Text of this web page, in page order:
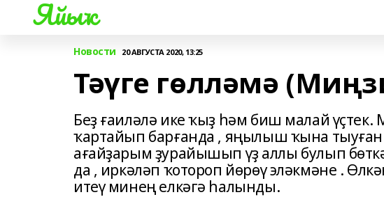
Яйыҡ
Новости 20 АВГУСТА 2020, 13:25
Тәүге гөлләмә
Беҙ ғаиләлә ике ҡыҙ һәм биш малай
ҡартайып барғанда , яңылыш ҡына
ағайҙарым ҙурайышып үҙ аллы булып
да , иркәләп ҡотороп йөрөү эләкмәне .
итеү минең елкәгә һалынды.